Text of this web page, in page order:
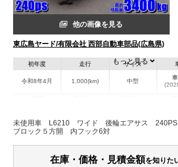
他の画像を見る
東広島ヤード/有限会社 西部自動車部品(広島県)
初年度
令和8年4月
走行
1,000(km)
サイズ
中型
広島県
W:2,360
H:600
W:2,490
H:2,490
装備情報
もっと見る
未使用車 L6210 ワイド 後輪エアサス
ブロック５方開 内フック6対
在庫・価格・見積金額を知りた